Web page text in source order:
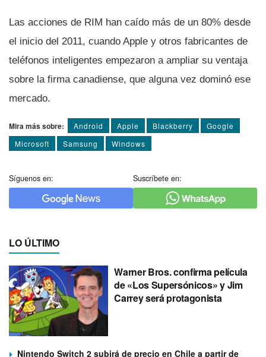
Las acciones de RIM han caí­do más de un 80% desde
el inicio del 2011, cuando Apple y otros fabricantes de
teléfonos inteligentes empezaron a ampliar su ventaja
sobre la firma canadiense, que alguna vez dominó ese
mercado.
Mira más sobre: Android Apple Blackberry
Google
Microsoft
Samsung Windows
Síguenos en: Suscríbete en:
LO ÚLTIMO
Warner Bros. confirma película
de «Los Supersónicos» y Jim
Carrey será protagonista
Nintendo Switch 2 subirá de precio en Chile a partir de